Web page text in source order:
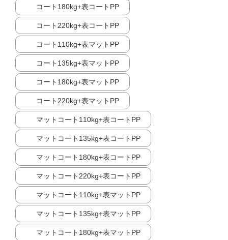
コート180kg+表コートPP
コート220kg+表コートPP
コート110kg+表マットPP
コート135kg+表マットPP
コート180kg+表マットPP
コート220kg+表マットPP
マットコート110kg+表コートPP
マットコート135kg+表コートPP
マットコート180kg+表コートPP
マットコート220kg+表コートPP
マットコート110kg+表マットPP
マットコート135kg+表マットPP
マットコート180kg+表マットPP